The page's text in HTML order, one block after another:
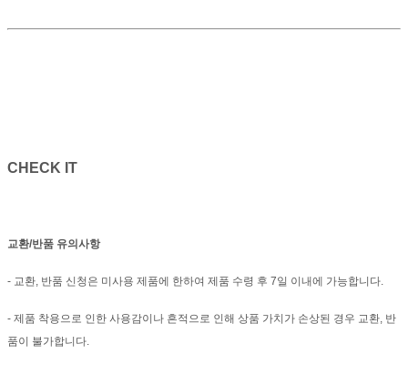
CHECK IT
교환/반품 유의사항
- 교환, 반품 신청은 미사용 제품에 한하여 제품 수령 후 7일 이내에 가능합니다.
- 제품 착용으로 인한 사용감이나 흔적으로 인해 상품 가치가 손상된 경우 교환, 반
품이 불가합니다.